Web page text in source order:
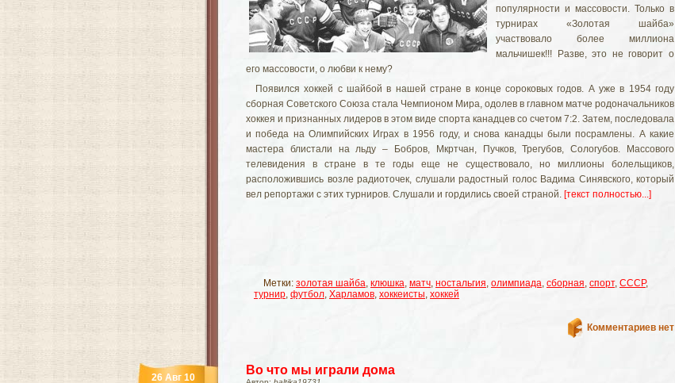
популярности и массовости. Только в
турнирах «Золотая шайба»
участвовало более миллиона
мальчишек!!! Разве, это не говорит о
его массовости, о любви к нему?
Появился хоккей с шайбой в нашей стране в конце сороковых годов. А уже в 1954 году
сборная Советского Союза стала Чемпионом Мира, одолев в главном матче родоначальников
хоккея и признанных лидеров в этом виде спорта канадцев со счетом 7:2. Затем, последовала
и победа на Олимпийских Играх в 1956 году, и снова канадцы были посрамлены. А какие
мастера блистали на льду – Бобров,
Мкртчан, Пучков,Трегубов,Сологубов. Массового
телевидения в стране в те годы еще не существовало, но миллионы болельщиков,
расположившись возле радиоточек, слушали радостный голос Вадима Синявского, который
вел репортажи с этих турниров. Слушали и гордились своей страной. [текст полностью...]
Метки: золотая шайба, клюшка, матч, ностальгия, олимпиада, сборная, спорт, СССР,
турнир, футбол, Харламов, хоккеисты, хоккей
Комментариев нет
Во что мы играли дома
26 Авг 10